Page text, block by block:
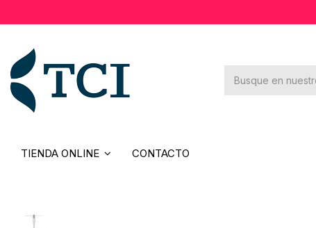
TIENDA ONLINE CONTACTO
×
Novedades
Rebajas